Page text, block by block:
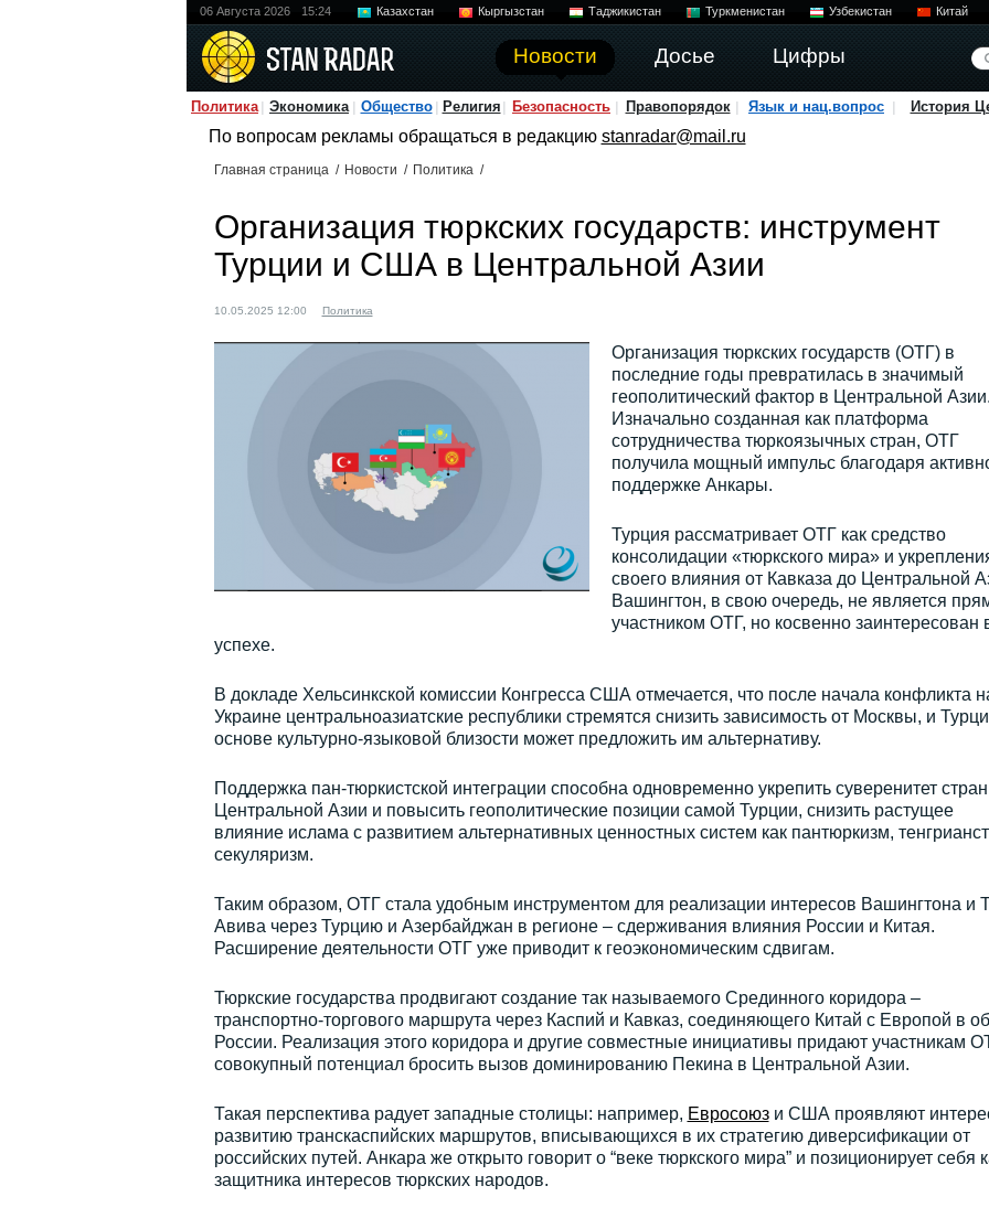
06 Августа 2026 15:24 Казахстан Кыргызстан Таджикистан Туркменистан Узбекистан Китай
Новости Досье Цифры
Политика Экономика Общество Религия Безопасность Правопорядок Язык и нац.вопрос История
По вопросам рекламы обращаться в редакцию stanradar@mail.ru
Главная страница / Новости / Политика /
Организация тюркских государств: инструмент
Турции и США в Центральной Азии
10.05.2025 12:00 Политика
Организация тюркских государств (ОТГ) в
последние годы превратилась в значимый
геополитический фактор в Центральной
Изначально созданная как платформа
сотрудничества тюркоязычных стран, ОТГ
получила мощный импульс благодаря
поддержке Анкары.
Турция рассматривает ОТГ как средство
консолидации «тюркского мира» и
своего влияния от Кавказа до Центральной
Вашингтон, в свою очередь, не является
участником ОТГ, но косвенно заинтересован
успехе.
В докладе Хельсинкской комиссии Конгресса США отмечается, что после начала конфликта
Украине центральноазиатские республики стремятся снизить зависимость от Москвы, и
основе культурно-языковой близости может предложить им альтернативу.
Поддержка пан-тюркистской интеграции способна одновременно укрепить суверенитет стран
Центральной Азии и повысить геополитические позиции самой Турции, снизить растущее
влияние ислама с развитием альтернативных ценностных систем как пантюркизм,
секуляризм.
Таким образом, ОТГ стала удобным инструментом для реализации интересов Вашингтона и
Авива через Турцию и Азербайджан в регионе – сдерживания влияния России и Китая.
Расширение деятельности ОТГ уже приводит к геоэкономическим сдвигам.
Тюркские государства продвигают создание так называемого Срединного коридора –
транспортно-торгового маршрута через Каспий и Кавказ, соединяющего Китай с Европой в
России. Реализация этого коридора и другие совместные инициативы придают участникам
совокупный потенциал бросить вызов доминированию Пекина в Центральной Азии.
Такая перспектива радует западные столицы: например, Евросоюзи США проявляют
развитию транскаспийских маршрутов, вписывающихся в их стратегию диверсификации от
российских путей. Анкара же открыто говорит о “веке тюркского мира” и позиционирует себя
защитника интересов тюркских народов.